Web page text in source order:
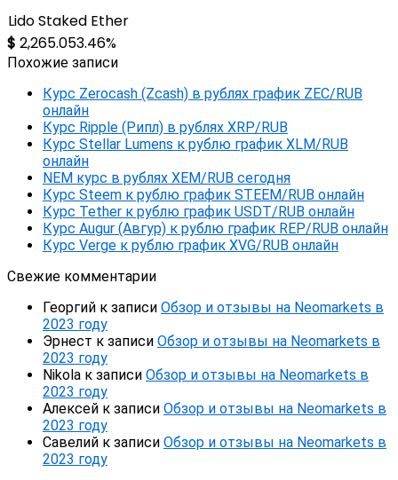
Lido Staked Ether
$ 2,265.053.46%
Похожие записи
Курс Zerocash (Zcash) в рублях график ZEC/RUB
онлайн
Курс Ripple (Рипл) в рублях XRP/RUB
Курс Stellar Lumens к рублю график XLM/RUB
онлайн
NEM курс в рублях XEM/RUB сегодня
Курс Steem к рублю график STEEM/RUB онлайн
Курс Tether к рублю график USDT/RUB онлайн
Курс Augur (Авгур) к рублю график REP/RUB онлайн
Курс Verge к рублю график XVG/RUB онлайн
Свежие комментарии
Георгий к записи Обзор и отзывы на Neomarkets в
2023 году
Эрнест к записи Обзор и отзывы на Neomarkets в
2023 году
Nikola к записи Обзор и отзывы на Neomarkets в
2023 году
Алексей к записи Обзор и отзывы на Neomarkets в
2023 году
Савелий к записи Обзор и отзывы на Neomarkets в
2023 году